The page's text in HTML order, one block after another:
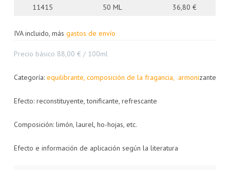
11415
50 ML 36,80 €
IVA incluido, más gastos de envío
Precio básico 88,00 € / 100ml
Categoría: equilibrante, composición de la fragancia, armonizante
Efecto: reconstituyente, tonificante, refrescante
Composición: limón, laurel, ho-hojas, etc.
Efecto e información de aplicación según la literatura